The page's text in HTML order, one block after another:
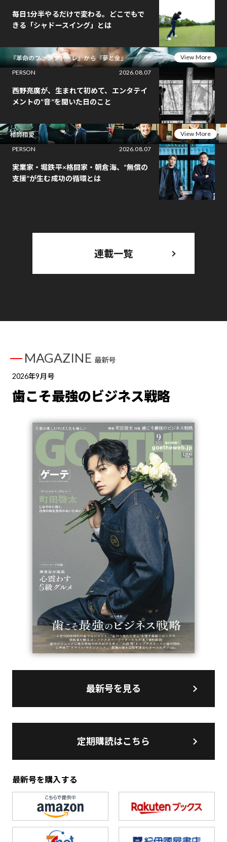
毎日1分半やるだけで変わる。どこでもで
きる「シャドースイング」とは
『革命のファンファーレ』から『夢と金』
View More
PERSON
2026.08.07
西野亮廣が、生まれて初めて、エンタテイ
メントの“音”を聞いた日のこと
相師相愛
View More
PERSON
2026.08.07
実業家・堀鉄平×格闘家・朝倉海、“無償の
支援”が生む成功の循環とは
連載一覧
MAGAZINE 最新号
2026年9月号
歯こそ最強のビジネス戦略
最新号を見る
定期購読はこちら
最新号を購入する